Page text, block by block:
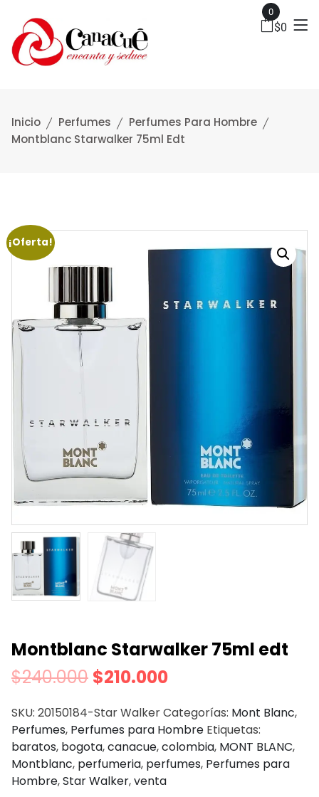
0
$0
Inicio Perfumes
Perfumes Para Hombre
Montblanc Starwalker 75ml Edt
¡Oferta!
Montblanc Starwalker 75ml edt
$240.000 $210.000
SKU: 20150184-Star WalkerCategorías: Mont Blanc,
Perfumes, Perfumes para Hombre Etiquetas:
baratos, bogota,canacue,colombia, MONT BLANC,
Montblanc, perfumeria, perfumes, Perfumes para
Hombre,Star Walker,venta